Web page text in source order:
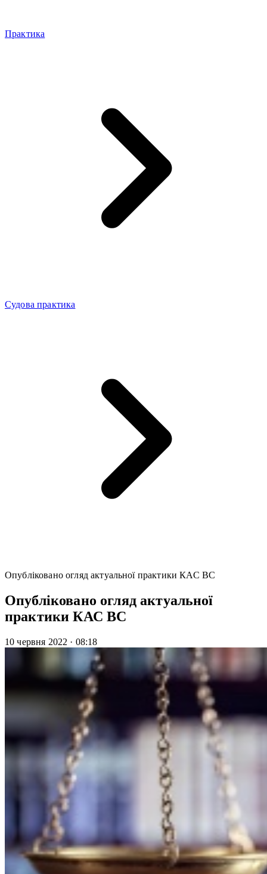
Практика
Судова практика
Опубліковано огляд актуальної практики КАС ВС
Опубліковано огляд актуальної
практики КАС ВС
10 червня 2022 · 08:18